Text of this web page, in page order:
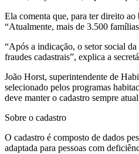
Ela comenta que, para ter direito
“Atualmente, mais de 3.500
“Após a indicação, o setor social
fraudes cadastrais”, explica a
João Horst, superintendente de
selecionado pelos programas
deve manter o cadastro sempre
Sobre o cadastro
O cadastro é composto de dados
adaptada para pessoas com